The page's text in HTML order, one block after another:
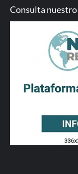
Consulta nuestro